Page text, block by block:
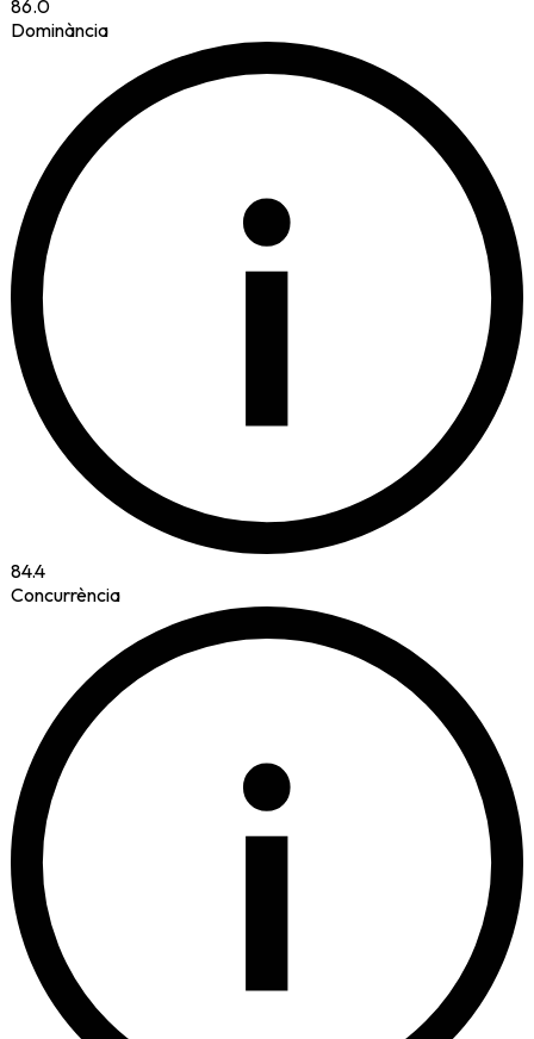
86.0
Dominància
i
84.4
Concurrència
i